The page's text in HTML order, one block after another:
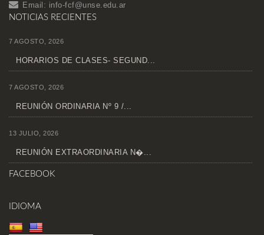
Email: info-fcf@unse.edu.ar
NOTICIAS RECIENTES
7 AGOSTO, 2026
HORARIOS DE CLASES- SEGUND...
7 AGOSTO, 2026
REUNIÓN ORDINARIA Nº 9 /...
13 JULIO, 2026
REUNIÓN EXTRAORDINARIA N�...
FACEBOOK
IDIOMA